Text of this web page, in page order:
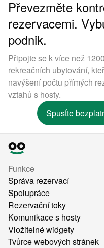
Převezměte
rezervacemi.
podnik.
Připojte se k více než
rekreačních ubytování,
navýšení počtu přímých
vztahů s hosty.
Spusťte
Funkce
Správa rezervací
Spolupráce
Rezervační toky
Komunikace s hosty
Vložitelné widgety
Tvůrce webových stránek